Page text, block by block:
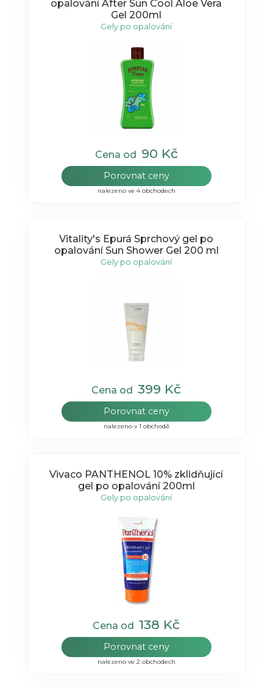
opalování After Sun Cool Aloe Vera
Gel 200ml
Gely po opalování
Cena od 90 Kč
Porovnat ceny
nalezeno ve 4 obchodech
Vitality's Epurá Sprchový gel po
opalování Sun Shower Gel 200 ml
Gely po opalování
Cena od399 Kč
Porovnat ceny
nalezeno v 1 obchodě
Vivaco PANTHENOL 10% zklidňující
gel po opalování 200ml
Gely po opalování
Cena od138 Kč
Porovnat ceny
nalezeno ve 2 obchodech